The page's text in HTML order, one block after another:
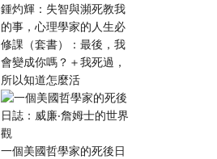
鍾灼輝：失智與瀕死教我
的事，心理學家的人生必
修課（套書）：最後，我
會變成你嗎？＋我死過，
所以知道怎麼活
一個美國哲學家的死後日